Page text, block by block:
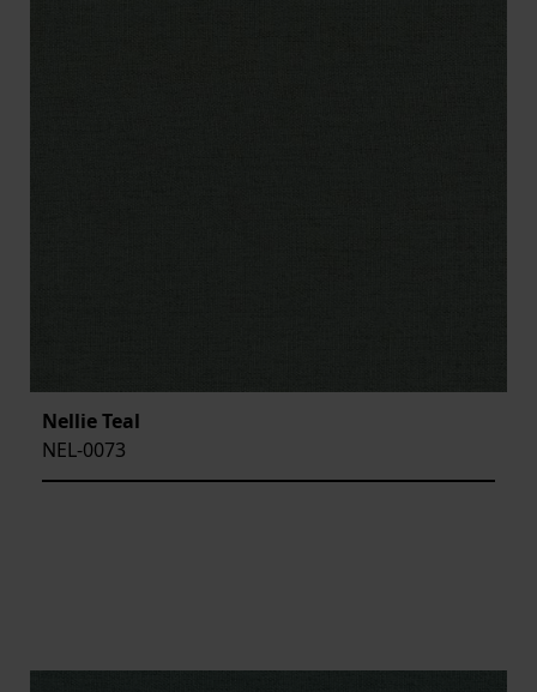
Nellie Teal
NEL-0073